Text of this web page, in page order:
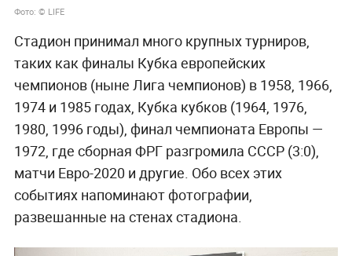
Фото: © LIFE
Стадион принимал много крупных турниров,
таких как финалы Кубка европейских
чемпионов (ныне Лига чемпионов) в 1958, 1966,
1974 и 1985 годах, Кубка кубков (1964, 1976,
1980, 1996 годы), финал чемпионата Европы —
1972, где сборная ФРГ разгромила СССР (3:0),
матчи Евро-2020 и другие. Обо всех этих
событиях напоминают фотографии,
развешанные на стенах стадиона.